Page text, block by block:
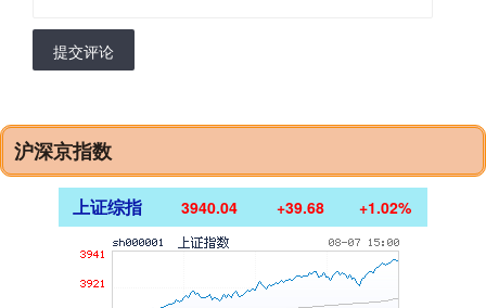
提交评论
沪深京指数
上证综指 3940.04 +39.68 +1.02%